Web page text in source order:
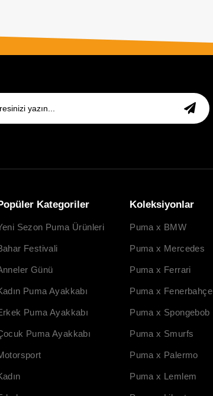
Kategoriler
Sezon Puma Ürünleri
Festivali
Günü
Puma Ayakkabı
Puma Ayakkabı
Puma Ayakkabı
Koleksiyonlar
Puma x BMW
Puma x Mercedes
Puma x Ferrari
Puma x Fenerbahçe
Puma x Spongebob
Puma x Smurfs
Puma x Palermo
Puma x Lemlem